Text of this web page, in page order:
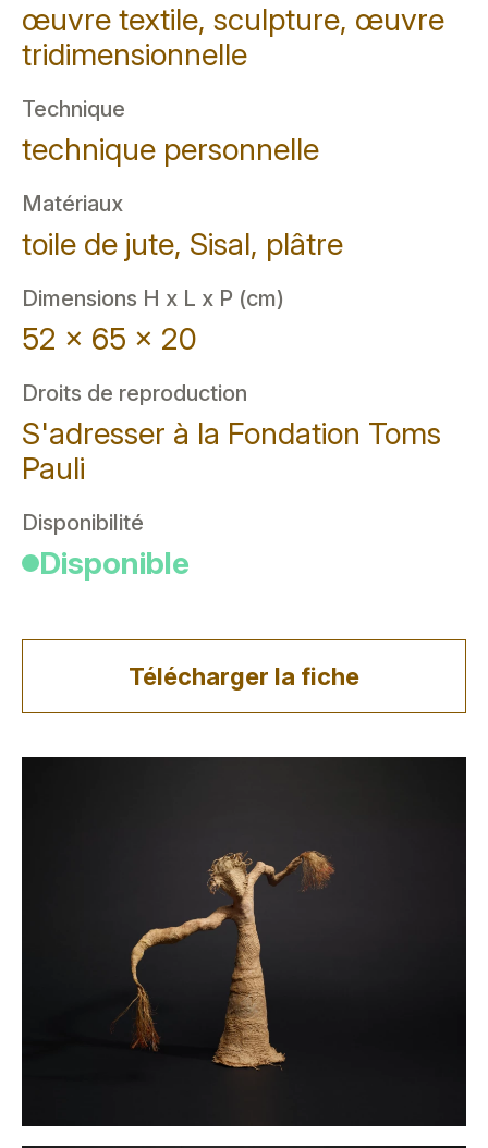
œuvre textile, sculpture, œuvre
tridimensionnelle
Technique
technique personnelle
Matériaux
toile de jute, Sisal, plâtre
Dimensions H x L x P (cm)
52 x 65 x 20
Droits de reproduction
S'adresser à la Fondation Toms
Pauli
Disponibilité
Disponible
Télécharger la fiche